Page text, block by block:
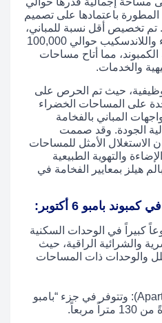
المطورة باعتمادها على تصميم
تخصيص أقل نسبة للمباني،
حيث تبلغ المساحات الخضراء واللاندسكيب حوالي 100,000
مما أتاح مساحات
والخدمات.
حيث تم الحرص على
على المساحات الخضراء
المباني بالفخامة
الجودة. وقد صممت
الاستغلال الأمثل للمساحات
والتهوية الطبيعية
هيلز بمعايير الفخامة في
بامبو 6 أكتوبر:
6 أكتوبر تنوعاً كبيراً في الوحدات السكنية
والشرائية الراقية، حيث
والوحدات ذات المساحات
الشقق السكنية (Apartments): وتتوفر في جزء “بامبو
مربعاً.